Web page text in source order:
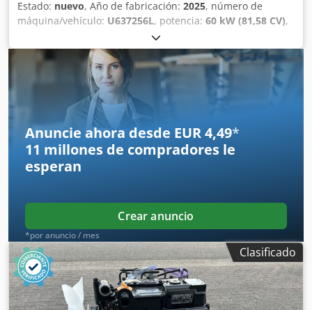
Estado: nuevo, Año de fabricación: 2025, número de
máquina/vehículo: U637256L, potencia: 60 kW (81,58 CV),
, Peso en vacío: 420 kg Cjdpfx
Aowtwlkea Teha Marca del motor: Perkins Revoluciones:
1500 Dimensiones de transporte (L x A x H): 11507601,3
País de fabricación: Reino Unido Póngase en contacto con
el equipo de DPX para obtener más información.
Anuncie ahora desde EUR 4,49*
11 millones de compradores le
esperan
Crear anuncio
*por anuncio / mes
Clasificado